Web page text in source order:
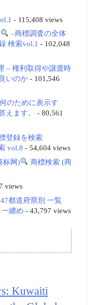
- 115,408 views
–商標調査の全体
検索vol.1 - 102,048
– 権利取得や譲渡時
いのか- 101,546
のために表示す
えます。
- 80,561
登録を検索
vol.8 - 54,604 views
标网)
商標検索 (商
views
都道府県別 一覧
纏め - 43,797 views
Kuwaiti